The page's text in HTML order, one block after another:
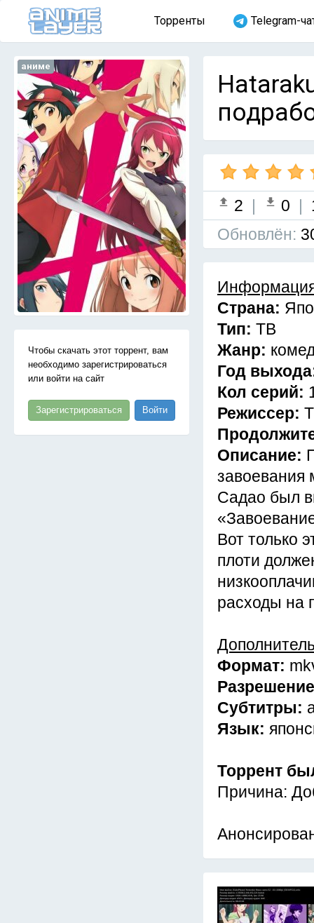
Торренты Telegram-
аниме
Чтобы скачать этот торрент, вам
необходимо зарегистрироваться
или войти на сайт
Зарегистрироваться Войти
2 | 0 |
Обновлён:
Страна:
Тип: ТВ
Жанр:
Год
Кол серий:
Режиссер:
Описание:
завоевания
Садао был
Вот только
плоти
расходы на
Формат:
Субтитры:
Язык:
Торрент
Причина: